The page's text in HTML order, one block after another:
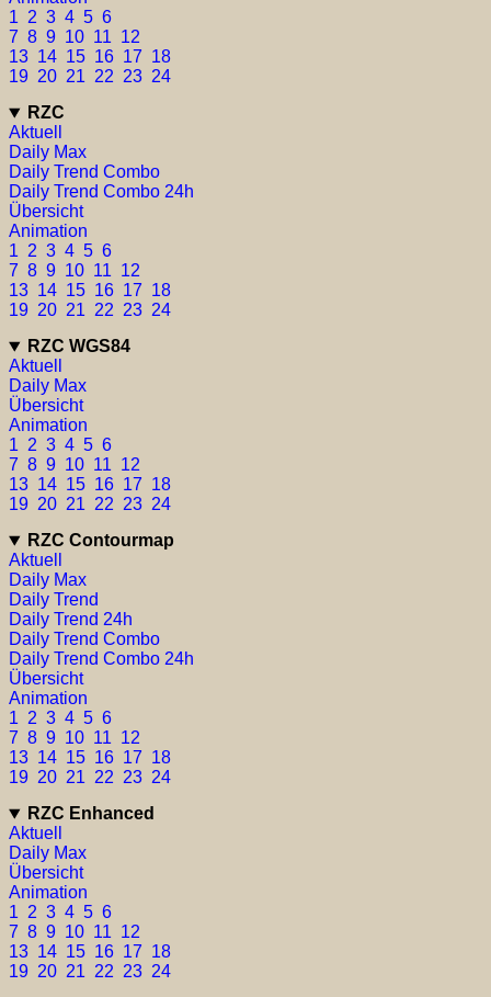
1 2 3 4 5 6
7 8 9 10 11 12
13 14 15 16 17 18
19 20 21 22 23 24
RZC
Aktuell
Daily Max
Daily Trend Combo
Daily Trend Combo 24h
Übersicht
Animation
1 2 3 4 5 6
7 8 9 10 11 12
13 14 15 16 17 18
19 20 21 22 23 24
RZC WGS84
Aktuell
Daily Max
Übersicht
Animation
1 2 3 4 5 6
7 8 9 10 11 12
13 14 15 16 17 18
19 20 21 22 23 24
RZC Contourmap
Aktuell
Daily Max
Daily Trend
Daily Trend 24h
Daily Trend Combo
Daily Trend Combo 24h
Übersicht
Animation
1 2 3 4 5 6
7 8 9 10 11 12
13 14 15 16 17 18
19 20 21 22 23 24
RZC Enhanced
Aktuell
Daily Max
Übersicht
Animation
1 2 3 4 5 6
7 8 9 10 11 12
13 14 15 16 17 18
19 20 21 22 23 24